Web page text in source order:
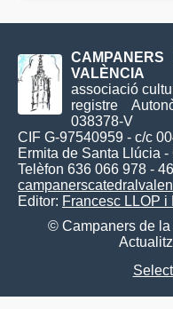
VALÈNCIA
associació
registre
038378-V
CIF G-97540959 - c/c
Ermita de Santa Llúcia
Telèfon 636 066 978 -
Editor: Francesc LLOP i
© Campaners de